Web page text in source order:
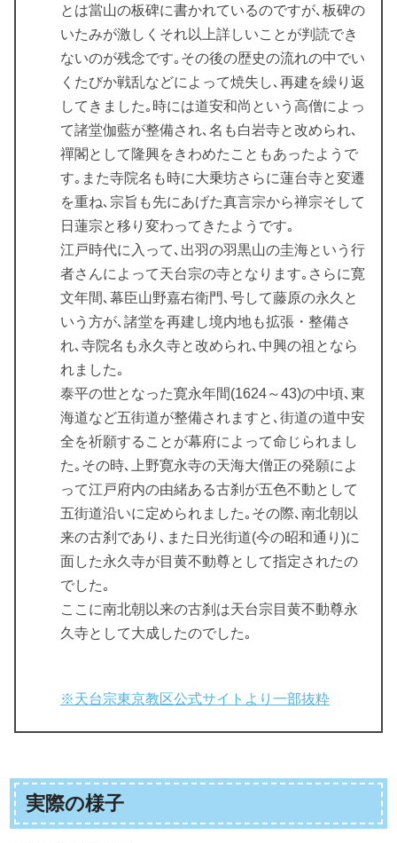
とは當山の板碑に書かれているのですが､板碑の
いたみが激しくそれ以上詳しいことが判読でき
ないのが残念です｡その後の歴史の流れの中でい
くたびか戦乱などによって焼失し､再建を繰り返
してきました｡時には道安和尚という高僧によっ
て諸堂伽藍が整備され､名も白岩寺と改められ､
禪閣として隆興をきわめたこともあったようで
す｡また寺院名も時に大乗坊さらに蓮台寺と変遷
を重ね､宗旨も先にあげた真言宗から禅宗そして
日蓮宗と移り変わってきたようです｡
江戸時代に入って､出羽の羽黒山の圭海という行
者さんによって天台宗の寺となります｡さらに寛
文年間､幕臣山野嘉右衛門､号して藤原の永久と
いう方が､諸堂を再建し境内地も拡張・整備さ
れ､寺院名も永久寺と改められ､中興の祖となら
れました｡
泰平の世となった寛永年間(1624～43)の中頃､東
海道など五街道が整備されますと､街道の道中安
全を祈願することが幕府によって命じられまし
た｡その時､上野寛永寺の天海大僧正の発願によ
って江戸府内の由緒ある古刹が五色不動として
五街道沿いに定められました｡その際､南北朝以
来の古刹であり､また日光街道(今の昭和通り)に
面した永久寺が目黄不動尊として指定されたの
でした｡
ここに南北朝以来の古刹は天台宗目黄不動尊永
久寺として大成したのでした｡
※天台宗東京教区公式サイトより一部抜粋
実際の様子